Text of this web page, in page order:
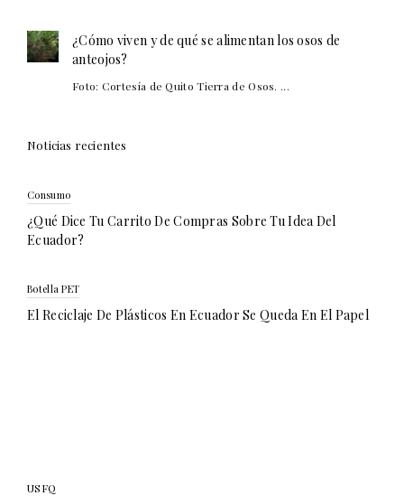
¿Cómo viven y de qué se alimentan los osos de
anteojos?
Foto: Cortesía de Quito Tierra de Osos. ...
Noticias recientes
Consumo
¿Qué Dice Tu Carrito De Compras Sobre Tu Idea Del
Ecuador?
Botella PET
El Reciclaje De Plásticos En Ecuador Se Queda En El Papel
USFQ